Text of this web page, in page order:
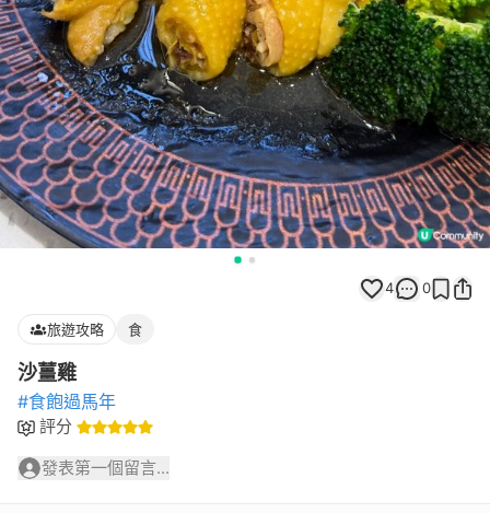
4 0
旅遊攻略 食
沙薑雞
#食飽過馬年
評分
發表第一個留言...